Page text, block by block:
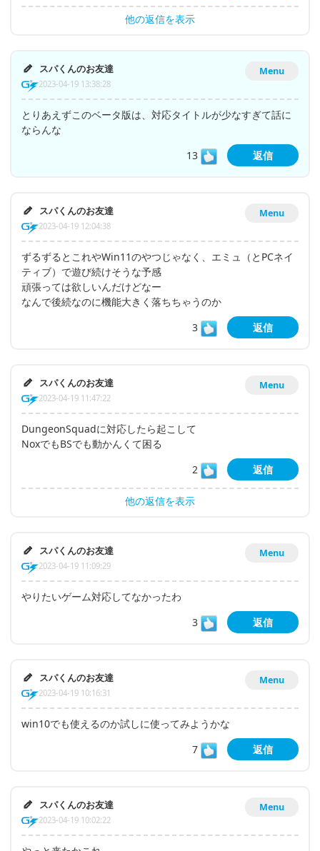
他の返信を表示
Menu
スパくんのお友達
2023-04-19 13:38:28
とりあえずこのベータ版は、対応タイトルが少なすぎて話に
ならんな
13
返信
Menu
スパくんのお友達
2023-04-19 12:04:38
ずるずるとこれやWin11のやつじゃなく、エミュ（とPCネイ
ティブ）で遊び続けそうな予感
頑張っては欲しいんだけどなー
なんで後続なのに機能大きく落ちちゃうのか
3
返信
Menu
スパくんのお友達
2023-04-19 11:47:22
DungeonSquadに対応したら起こして
NoxでもBSでも動かんくて困る
2
返信
他の返信を表示
Menu
スパくんのお友達
2023-04-19 11:09:29
やりたいゲーム対応してなかったわ
3
返信
Menu
スパくんのお友達
2023-04-19 10:16:31
win10でも使えるのか試しに使ってみようかな
7
返信
Menu
スパくんのお友達
2023-04-19 10:02:22